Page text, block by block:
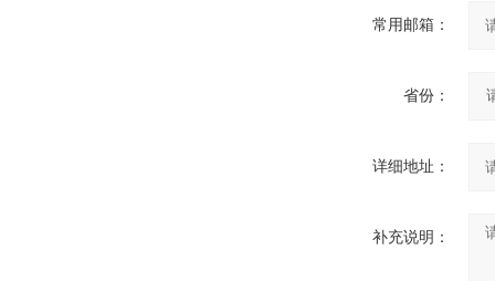
常用邮箱：
省份：
详细地址：
补充说明：